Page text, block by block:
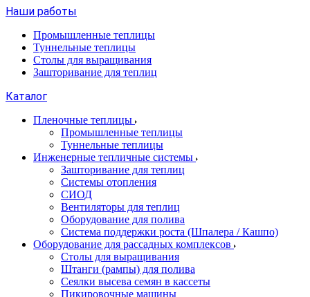
Наши работы
Промышленные теплицы
Туннельные теплицы
Столы для выращивания
Зашторивание для теплиц
Каталог
Пленочные теплицы
Промышленные теплицы
Туннельные теплицы
Инженерные тепличные системы
Зашторивание для теплиц
Системы отопления
СИОД
Вентиляторы для теплиц
Оборудование для полива
Система поддержки роста (Шпалера / Кашпо)
Оборудование для рассадных комплексов
Столы для выращивания
Штанги (рампы) для полива
Сеялки высева семян в кассеты
Пикировочные машины